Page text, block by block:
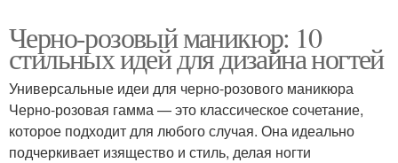
Черно-розовый маникюр: 10
стильных идей для дизайна ногтей
Универсальные идеи для черно-розового маникюра
Черно-розовая гамма — это классическое сочетание,
которое подходит для любого случая. Она идеально
подчеркивает изящество и стиль, делая ногти